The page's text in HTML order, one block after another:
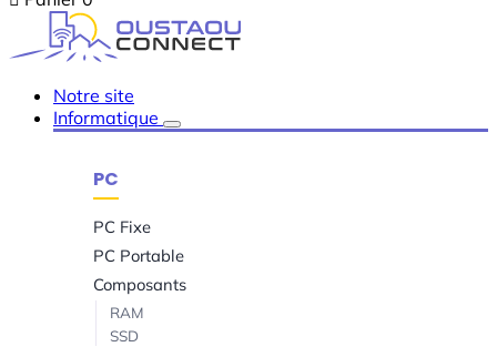
Notre site
Informatique
PC
PC Fixe
PC Portable
Composants
RAM
SSD